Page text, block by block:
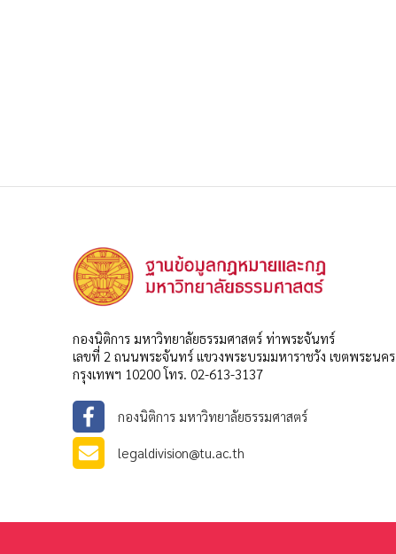
กองนิติการ มหาวิทยาลัยธรรมศาสตร์ ท่าพระจันทร์
เลขที่ 2 ถนนพระจันทร์ แขวงพระบรมมหาราชวัง เขตพระนคร
กรุงเทพฯ 10200 โทร. 02-613-3137
กองนิติการ มหาวิทยาลัยธรรมศาสตร์
legaldivision@tu.ac.th